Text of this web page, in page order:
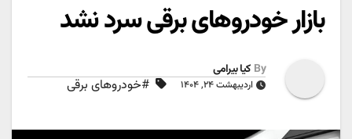
بازار خودروهای برقی سرد نشد
By کیا بیرامی
اردیبهشت ۲۴, ۱۴۰۴ #خودروهای برقی